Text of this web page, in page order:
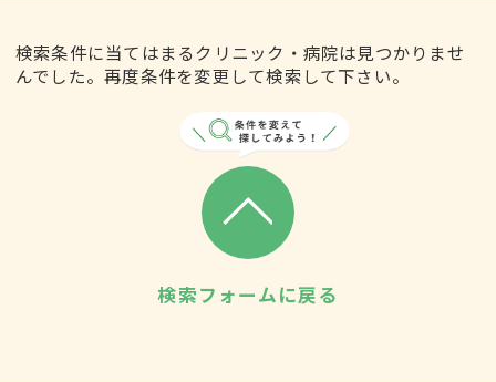
検索条件に当てはまるクリニック・病院は見つかりませ
んでした。再度条件を変更して検索して下さい。
検索フォームに戻る